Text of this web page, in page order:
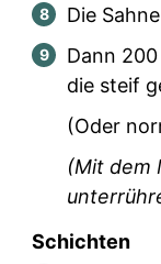
Die
Dann 200
die steif
(Oder
(Mit dem
Schichten